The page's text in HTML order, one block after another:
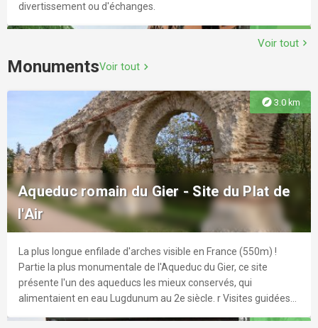
La Mouche
Situé au cœur de Saint-Genis-Laval, le théâtre et cinéma La
Mouche se veut être un lieu accessible à tous.
explore 2.6 km
Médiathèque Elsa Triolet
divertissement ou d'échanges.
explore
Mob Hotel Bar
Le bar de MOB HOTEL propose une large carte de cocktails
classiques, de créations et une sélection de jus, softs et bières
majoritairement bio.
explore 2.4 km
Voir tout chevron_right
MonumentsVoir tout chevron_right
explore 3.0 km
Aqueduc romain du Gier - Site du Plat de
l'Air
La plus longue enfilade d'arches visible en France (550m) !
Partie la plus monumentale de l'Aqueduc du Gier, ce site
présente l'un des aqueducs les mieux conservés, qui
alimentaient en eau Lugdunum au 2e siècle. r Visites guidées